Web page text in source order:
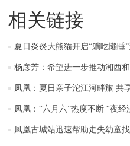
相关链接
夏日炎炎大熊猫开启“躺吃懒睡
杨彦芳：希望进一步推动湘西
凤凰：夏日亲子沱江河畔旅 共
凤凰：“六月六”热度不断 “夜经
凤凰古城站迅速帮助走失幼童